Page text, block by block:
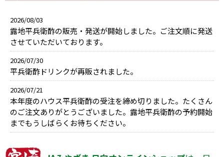
2026/08/03
露地平兵衛酢の販売・発送が開始しました。ご注文順に発送
させていただいております。
2026/07/30
平兵衛酢ドリンクが再販されました。
2026/07/21
本年度のハウス平兵衛酢の受注を締め切りました。たくさん
のご注文ありがとうございました。露地平兵衛酢の予約開始
までもうしばらくお待ちください。